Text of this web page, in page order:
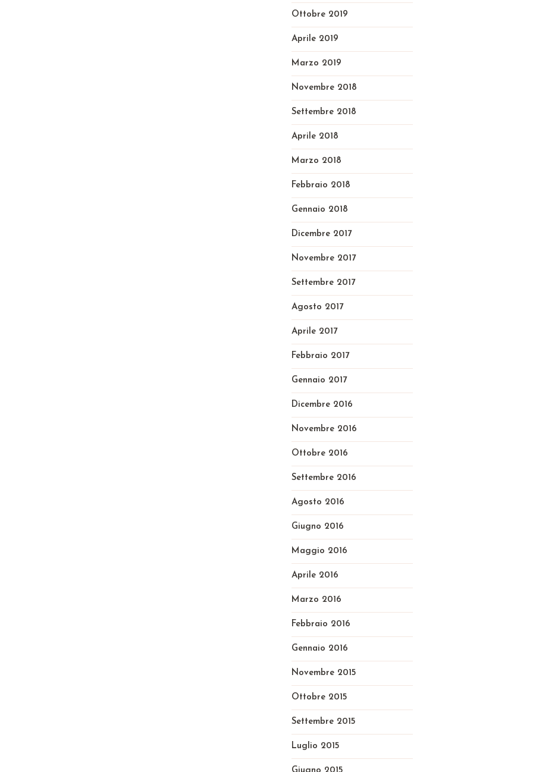
Ottobre 2019
Aprile 2019
Marzo 2019
Novembre 2018
Settembre 2018
Aprile 2018
Marzo 2018
Febbraio 2018
Gennaio 2018
Dicembre 2017
Novembre 2017
Settembre 2017
Agosto 2017
Aprile 2017
Febbraio 2017
Gennaio 2017
Dicembre 2016
Novembre 2016
Ottobre 2016
Settembre 2016
Agosto 2016
Giugno 2016
Maggio 2016
Aprile 2016
Marzo 2016
Febbraio 2016
Gennaio 2016
Novembre 2015
Ottobre 2015
Settembre 2015
Luglio 2015